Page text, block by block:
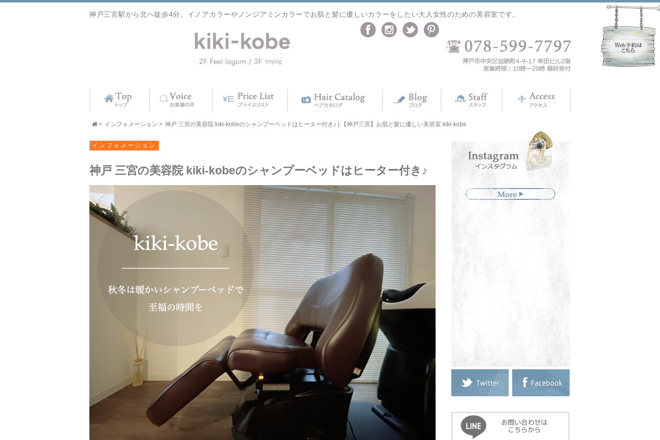
神戸三宮駅から北へ徒歩4分。イノアカラーやノンジアミンカラーでお肌と髪に優しいカラーをしたい大人女性のための美容室です。
> インフォメーション > 神戸 三宮の美容院 kiki-kobeのシャンプーベッドはヒーター付き♪ | 【神戸三宮】お肌と髪に優しい美容室 kiki-kobe
インフォメーション
神戸 三宮の美容院 kiki-kobeのシャンプーベッドはヒーター付き♪